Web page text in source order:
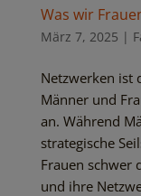
Was wir
März 7, 2025 |
Netzwerken ist
Männer und
an. Während
strategische
Frauen schwer
und ihre